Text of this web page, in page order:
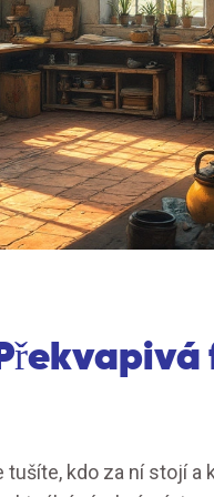
kdo za ní stojí a